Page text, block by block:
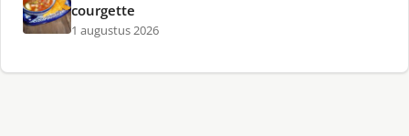
courgette
1 augustus 2026